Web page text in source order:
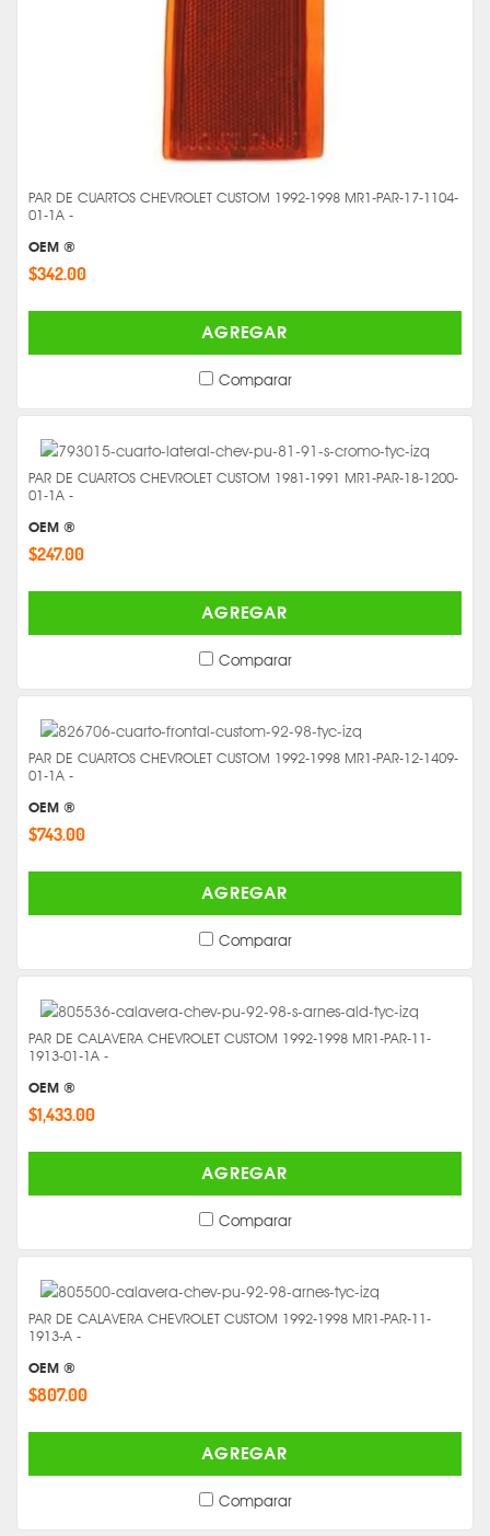
PAR DE CUARTOS CHEVROLET CUSTOM 1992-1998 MR1-PAR-17-1104-
01-1A -
OEM ®
$342.00
AGREGAR
Comparar
PAR DE CUARTOS CHEVROLET CUSTOM 1981-1991 MR1-PAR-18-1200-
01-1A -
OEM ®
$247.00
AGREGAR
Comparar
PAR DE CUARTOS CHEVROLET CUSTOM 1992-1998 MR1-PAR-12-1409-
01-1A -
OEM ®
$743.00
AGREGAR
Comparar
PAR DE CALAVERA CHEVROLET CUSTOM 1992-1998 MR1-PAR-11-
1913-01-1A -
OEM ®
$1,433.00
AGREGAR
Comparar
PAR DE CALAVERA CHEVROLET CUSTOM 1992-1998 MR1-PAR-11-
1913-A -
OEM ®
$807.00
AGREGAR
Comparar